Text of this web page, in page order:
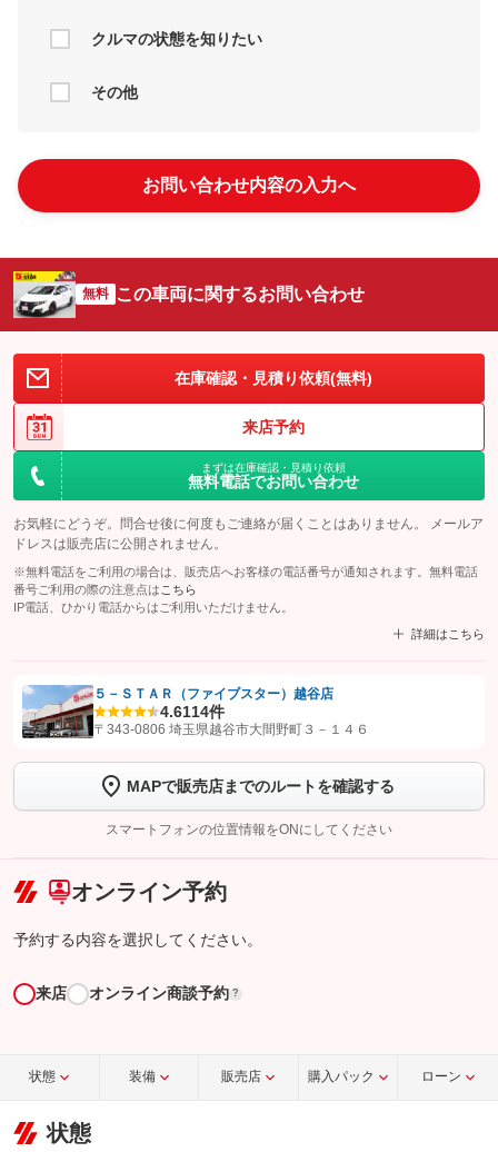
クルマの状態を知りたい
その他
お問い合わせ内容の入力へ
無料 この車両に関するお問い合わせ
在庫確認・見積り依頼(無料)
来店予約
まずは在庫確認・見積り依頼
無料電話でお問い合わせ
お気軽にどうぞ。問合せ後に何度もご連絡が届くことはありません。 メールア
ドレスは販売店に公開されません。
※無料電話をご利用の場合は、販売店へお客様の電話番号が通知されます。無料電話
番号ご利用の際の注意点は こちら
IP電話、ひかり電話からはご利用いただけません。
詳細はこちら
【STEP1】認証画面でグーネットを友だち追加してから「許可する」ボタンを押
します
トーク画面で
ボタンをタップして問い合わせを
完了してください。
こちら
５－ＳＴＡＲ（ファイブスター）越谷店
4.6114件
〒343-0806 埼玉県越谷市大間野町３－１４６
MAPで販売店までのルートを確認する
スマートフォンの位置情報をONにしてください
オンライン予約
予約する内容を選択してください。
来店 オンライン商談予約 ?
状態 装備 販売店 購入パック ローン
状態